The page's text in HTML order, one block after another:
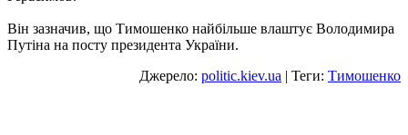
Він зазначив, що Тимошенко найбільше влаштує Володимира
Путіна на посту президента України.
Джерело: politic.kiev.ua | Теги: Тимошенко